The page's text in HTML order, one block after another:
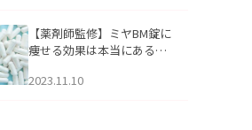
【薬剤師監修】ミヤBM錠に
痩せる効果は本当にある
2023.11.10